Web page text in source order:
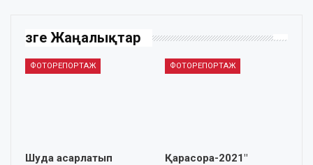
Өзге Жаңалықтар
ФОТОРЕПОРТАЖ
Шуда асарлатып
ФОТОРЕПОРТАЖ
Қарасора-2021″